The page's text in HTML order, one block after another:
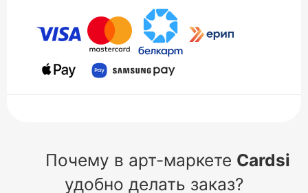
Почему в арт-маркете Cardsi
удобно делать заказ?